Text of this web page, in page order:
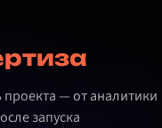
проекта — от аналитики
запуска